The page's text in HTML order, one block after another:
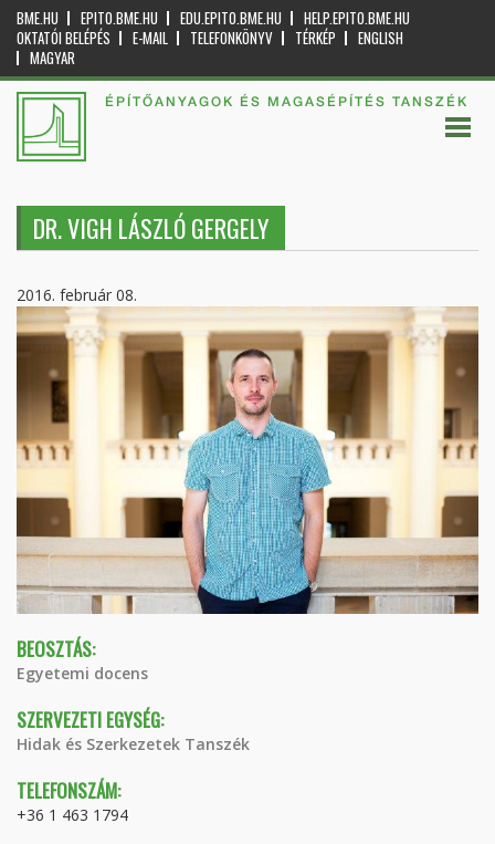
BME.HU EPITO.BME.HU EDU.EPITO.BME.HU
HELP.EPITO.BME.HU
OKTATÓI BELÉPÉS
E-MAIL TELEFONKÖNYV TÉRKÉP
ENGLISH
MAGYAR
ÉPÍTŐANYAGOK ÉS MAGASÉPÍTÉS TANSZÉK
DR. VIGH LÁSZLÓ GERGELY
2016. február 08.
BEOSZTÁS:
Egyetemi docens
SZERVEZETI EGYSÉG:
Hidak és Szerkezetek Tanszék
TELEFONSZÁM:
+36 1 463 1794